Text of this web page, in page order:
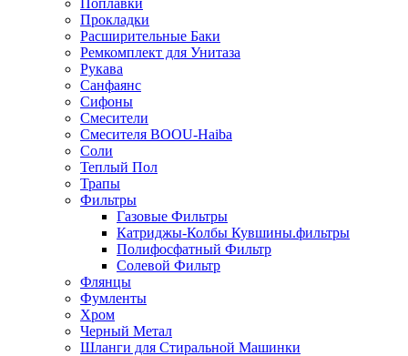
Прокладки
Расширительные Баки
Ремкомплект для Унитаза
Рукава
Санфаянс
Сифоны
Смесители
Смесителя BOOU-Haiba
Соли
Теплый Пол
Трапы
Фильтры
Газовые Фильтры
Катриджы-Колбы Кувшины.фильтры
Полифосфатный Фильтр
Солевой Фильтр
Флянцы
Фумленты
Хром
Черный Метал
Шланги для Стиральной Машинки